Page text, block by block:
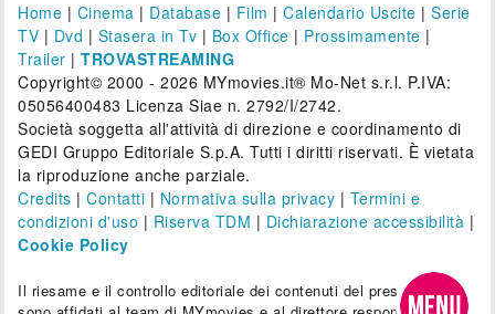
Home | Cinema | Database | Film |Calendario Uscite |Serie
TV | Dvd | Stasera in Tv | Box Office | Prossimamente |
Trailer |TROVASTREAMING
Copyright© 2000 - 2026 MYmovies.it® Mo-Net s.r.l. P.IVA:
05056400483 Licenza Siae n. 2792/I/2742.
Società soggetta all'attività di direzione e coordinamento di
GEDI Gruppo Editoriale S.p.A. Tutti i diritti riservati. È vietata
la riproduzione anche parziale.
Credits |Contatti | Normativa sulla privacy | Termini e
condizioni d'uso | Riserva TDM | Dichiarazione accessibilità |
Cookie Policy
Il riesame e il controllo editoriale dei contenuti del presente sito